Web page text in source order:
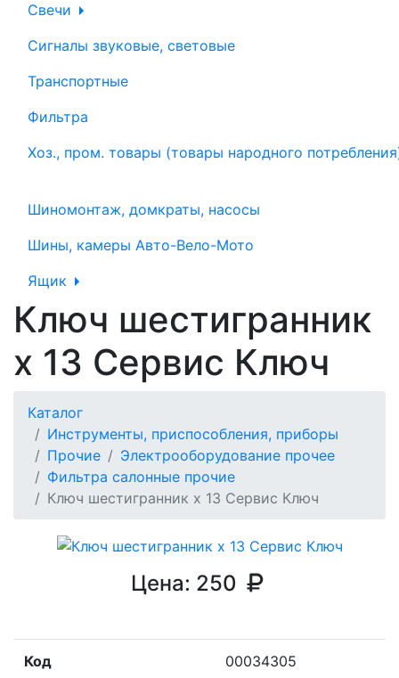
Свечи
Сигналы звуковые, световые
Транспортные
Фильтра
Хоз., пром. товары (товары народного
Шиномонтаж, домкраты, насосы
Шины, камеры Авто-Вело-Мото
Ящик
Ключ шестигранник
х 13 Сервис Ключ
Каталог
Инструменты, приспособления, приборы
Прочие
Электрооборудование прочее
Фильтра салонные прочие
Ключ шестигранник х 13 Сервис Ключ
Цена: 250
Код 00034305